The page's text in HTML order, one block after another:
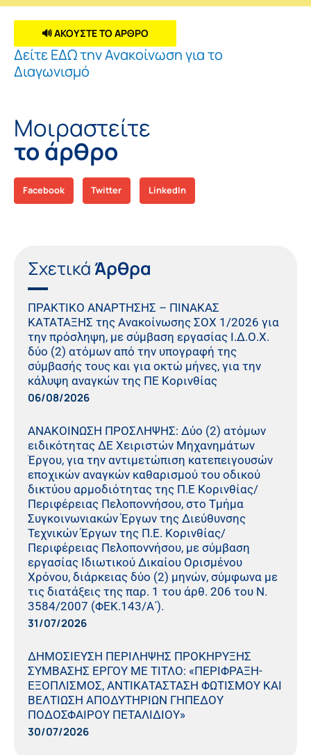
🔊 ΑΚΟΥΣΤΕ ΤΟ ΑΡΘΡΟ
Δείτε ΕΔΩ την Ανακοίνωση για το
Διαγωνισμό
Μοιραστείτε
το άρθρο
Facebook Twitter LinkedIn
Σχετικά Άρθρα
ΠΡΑΚΤΙΚO ΑΝΑΡΤΗΣΗΣ – ΠΙΝΑΚΑΣ
ΚΑΤΑΤΑΞΗΣ της Ανακοίνωσης ΣΟΧ 1/2026 για
την πρόσληψη, με σύμβαση εργασίας Ι.Δ.Ο.Χ.
δύο (2) ατόμων από την υπογραφή της
σύμβασής τους και για οκτώ μήνες, για την
κάλυψη αναγκών της ΠΕ Κορινθίας
06/08/2026
ΑΝΑΚΟΙΝΩΣΗ ΠΡΟΣΛΗΨΗΣ: Δύο (2) ατόμων
ειδικότητας ΔΕ Χειριστών Μηχανημάτων
Έργου, για την αντιμετώπιση κατεπειγουσών
εποχικών αναγκών καθαρισμού του οδικού
δικτύου αρμοδιότητας της Π.Ε Κορινθίας/
Περιφέρειας Πελοποννήσου, στο Τμήμα
Συγκοινωνιακών Έργων της Διεύθυνσης
Τεχνικών Έργων της Π.Ε. Κορινθίας/
Περιφέρειας Πελοποννήσου, με σύμβαση
εργασίας Ιδιωτικού Δικαίου Ορισμένου
Χρόνου, διάρκειας δύο (2) μηνών, σύμφωνα με
τις διατάξεις της παρ. 1 του άρθ. 206 του Ν.
3584/2007 (ΦΕΚ.143/Α΄).
31/07/2026
ΔΗΜΟΣΙΕΥΣΗ ΠΕΡΙΛΗΨΗΣ ΠΡΟΚΗΡΥΞΗΣ
ΣΥΜΒΑΣΗΣ ΕΡΓΟΥ ΜΕ ΤΙΤΛΟ: «ΠΕΡΙΦΡΑΞΗ-
ΕΞΟΠΛΙΣΜΟΣ, ΑΝΤΙΚΑΤΑΣΤΑΣΗ ΦΩΤΙΣΜΟΥ ΚΑΙ
ΒΕΛΤΙΩΣΗ ΑΠΟΔΥΤΗΡΙΩΝ ΓΗΠΕΔΟΥ
ΠΟΔΟΣΦΑΙΡΟΥ ΠΕΤΑΛΙΔΙΟΥ»
30/07/2026